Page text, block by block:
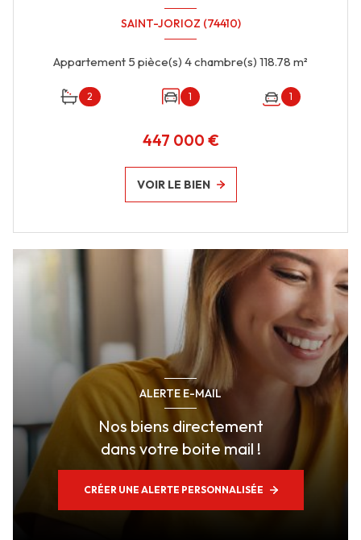
SAINT-JORIOZ (74410)
Appartement 5 pièce(s) 4 chambre(s) 118.78 m²
2 1 1
447 000 €
VOIR LE BIEN
ALERTE E-MAIL
Nos biens directement
dans votre boite mail !
CRÉER UNE ALERTE PERSONNALISÉE